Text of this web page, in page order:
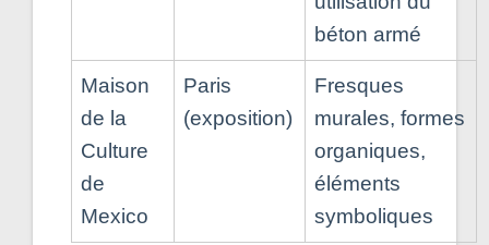
béton armé
Maison
de la
Culture
de
Mexico
Paris
(exposition)
Fresques
murales, formes
organiques,
éléments
symboliques